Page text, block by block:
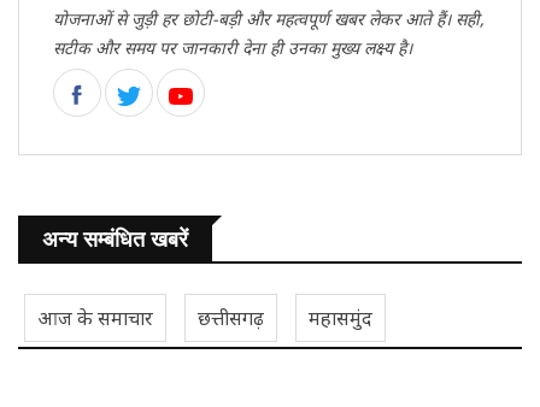
योजनाओं से जुड़ी हर छोटी-बड़ी और महत्वपूर्ण खबर लेकर आते हैं। सही,
सटीक और समय पर जानकारी देना ही उनका मुख्य लक्ष्य है।
अन्य सम्बंधित खबरें
आज के समाचार छत्तीसगढ़ महासमुंद